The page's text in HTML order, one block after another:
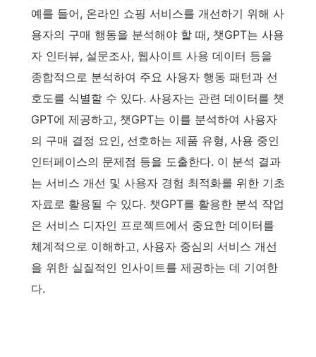
예를 들어, 온라인 쇼핑 서비스를 개선하기 위해 사
용자의 구매 행동을 분석해야 할 때, 챗GPT는 사용
자 인터뷰, 설문조사, 웹사이트 사용 데이터 등을
종합적으로 분석하여 주요 사용자 행동 패턴과 선
호도를 식별할 수 있다. 사용자는 관련 데이터를 챗
GPT에 제공하고, 챗GPT는 이를 분석하여 사용자
의 구매 결정 요인, 선호하는 제품 유형, 사용 중인
인터페이스의 문제점 등을 도출한다. 이 분석 결과
는 서비스 개선 및 사용자 경험 최적화를 위한 기초
자료로 활용될 수 있다. 챗GPT를 활용한 분석 작업
은 서비스 디자인 프로젝트에서 중요한 데이터를
체계적으로 이해하고, 사용자 중심의 서비스 개선
을 위한 실질적인 인사이트를 제공하는 데 기여한
다.